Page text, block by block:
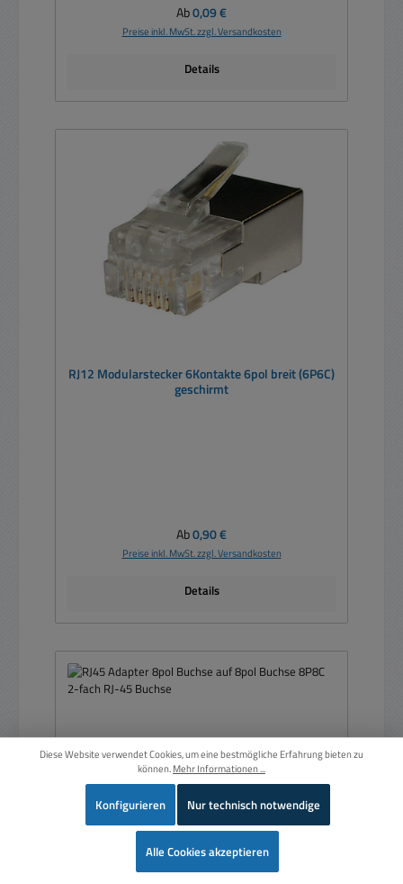
Regulärer Preis:
Ab0,09 €
Preise inkl. MwSt. zzgl. Versandkosten
Details
RJ12 Modularstecker 6Kontakte 6pol breit (6P6C)
geschirmt
Regulärer Preis:
Ab0,90 €
Preise inkl. MwSt. zzgl. Versandkosten
Details
Diese Website verwendet Cookies, um eine bestmögliche Erfahrung bieten zu
können.Mehr Informationen ...
Nur technisch notwendige
Konfigurieren
Alle Cookies akzeptieren